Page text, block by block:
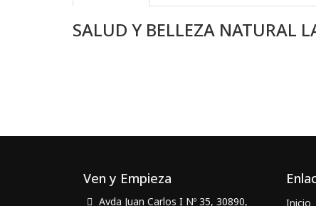
SALUD Y BELLEZA NATURAL
Ven y Empieza
Avda Juan Carlos I Nº 35, 30890, Inicio